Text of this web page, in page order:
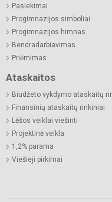
Pasiekimai
Progimnazijos simboliai
Progimnazijos himnas
Bendradarbiavimas
Priėmimas
Ataskaitos
Biudžeto vykdymo ataskaitų
Finansinių ataskaitų rinkiniai
Lėšos veiklai viešinti
Projektinė veikla
1,2% parama
Viešieji pirkimai